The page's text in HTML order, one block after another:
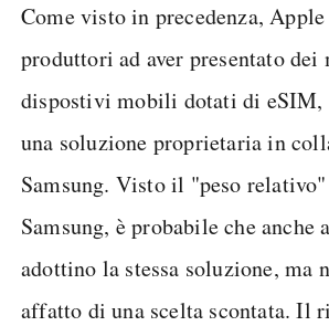
Come visto in precedenza,
produttori ad aver presentato
dispostivi mobili dotati di eSIM,
una soluzione proprietaria in
Samsung. Visto il "peso
Samsung, è probabile che
adottino la stessa soluzione, ma
affatto di una scelta scontata. Il